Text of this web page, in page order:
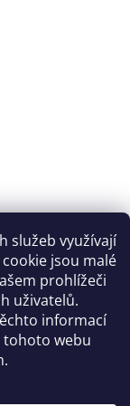
služeb využívají
jsou malé
prohlížeči
uživatelů.
informací
tohoto webu
Pradelkogm